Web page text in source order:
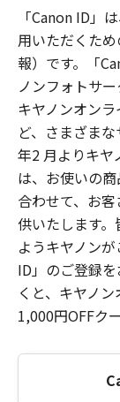
「Canon ID」
用いただくた
報）です。「
ノンフォトサ
キヤノンオン
ど、さまざま
年2 月よりキヤ
は、お使いの
合わせて、お
供いたします
ようキヤノン
ID」のご登録
くと、キヤノ
1,000円OFFク